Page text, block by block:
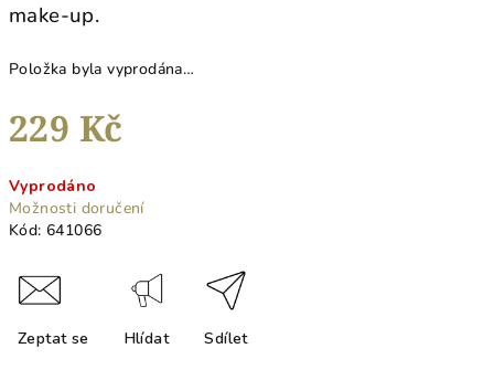
make-up.
Položka byla vyprodána…
229 Kč
cena:
Vyprodáno
Možnosti doručení
Kód: 641066
Zeptat se Hlídat Sdílet